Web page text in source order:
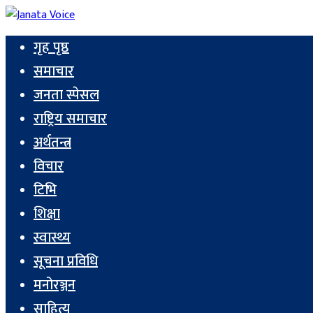
गृह पृष्ठ
समाचार
जनता स्पेसल
राष्ट्रिय समाचार
अर्थतन्त्र
विचार
टिभि
शिक्षा
स्वास्थ्य
सूचना प्रविधि
मनोरञ्जन